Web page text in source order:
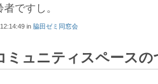
ですし。
in 脇田ゼミ同窓会
ミュニティスペース